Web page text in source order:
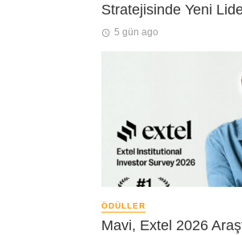
Stratejisinde Yeni
5 gün ago
ÖDÜLLER
Mavi, Extel 2026